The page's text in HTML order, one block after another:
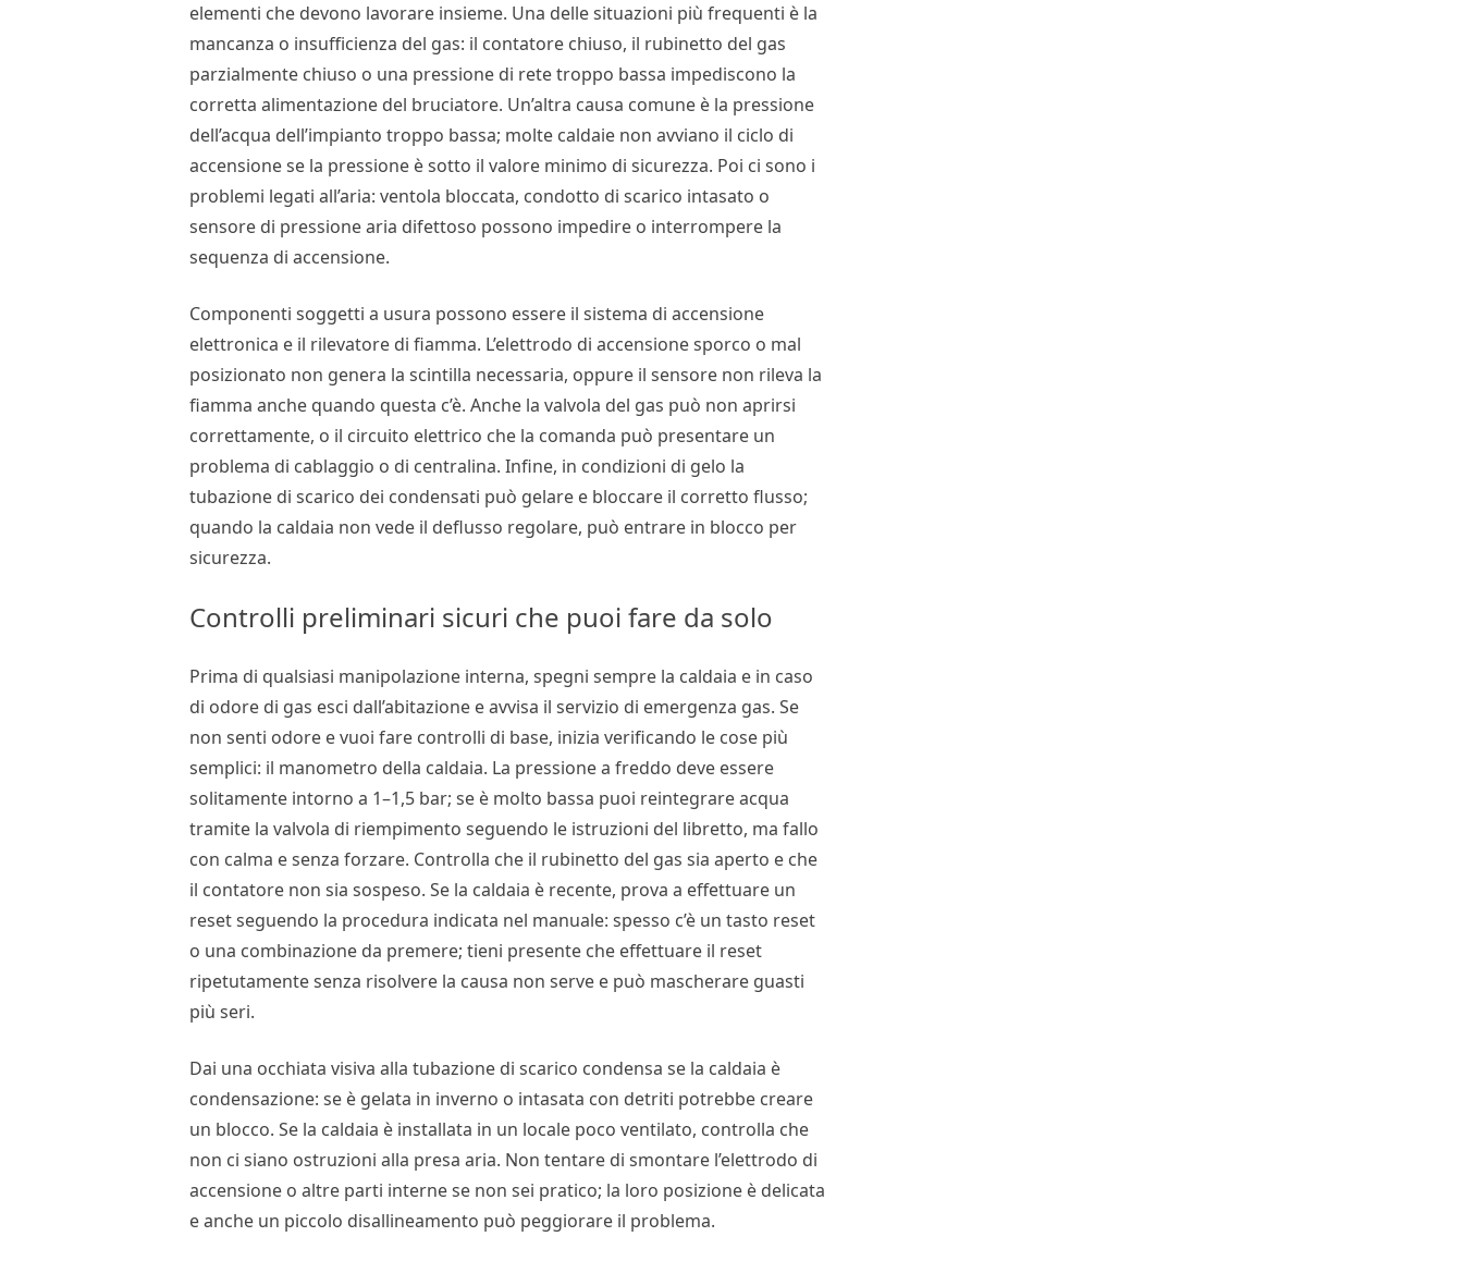
elementi che devono lavorare insieme. Una delle situazioni più frequenti è la
mancanza o insufficienza del gas: il contatore chiuso, il rubinetto del gas
parzialmente chiuso o una pressione di rete troppo bassa impediscono la
corretta alimentazione del bruciatore. Un’altra causa comune è la pressione
dell’acqua dell’impianto troppo bassa; molte caldaie non avviano il ciclo di
accensione se la pressione è sotto il valore minimo di sicurezza. Poi ci sono i
problemi legati all’aria: ventola bloccata, condotto di scarico intasato o
sensore di pressione aria difettoso possono impedire o interrompere la
sequenza di accensione.
Componenti soggetti a usura possono essere il sistema di accensione
elettronica e il rilevatore di fiamma. L’elettrodo di accensione sporco o mal
posizionato non genera la scintilla necessaria, oppure il sensore non rileva la
fiamma anche quando questa c’è. Anche la valvola del gas può non aprirsi
correttamente, o il circuito elettrico che la comanda può presentare un
problema di cablaggio o di centralina. Infine, in condizioni di gelo la
tubazione di scarico dei condensati può gelare e bloccare il corretto flusso;
quando la caldaia non vede il deflusso regolare, può entrare in blocco per
sicurezza.
Controlli preliminari sicuri che puoi fare da solo
Prima di qualsiasi manipolazione interna, spegni sempre la caldaia e in caso
di odore di gas esci dall’abitazione e avvisa il servizio di emergenza gas. Se
non senti odore e vuoi fare controlli di base, inizia verificando le cose più
semplici: il manometro della caldaia. La pressione a freddo deve essere
solitamente intorno a 1–1,5 bar; se è molto bassa puoi reintegrare acqua
tramite la valvola di riempimento seguendo le istruzioni del libretto, ma fallo
con calma e senza forzare. Controlla che il rubinetto del gas sia aperto e che
il contatore non sia sospeso. Se la caldaia è recente, prova a effettuare un
reset seguendo la procedura indicata nel manuale: spesso c’è un tasto reset
o una combinazione da premere; tieni presente che effettuare il reset
ripetutamente senza risolvere la causa non serve e può mascherare guasti
più seri.
Dai una occhiata visiva alla tubazione di scarico condensa se la caldaia è
condensazione: se è gelata in inverno o intasata con detriti potrebbe creare
un blocco. Se la caldaia è installata in un locale poco ventilato, controlla che
non ci siano ostruzioni alla presa aria. Non tentare di smontare l’elettrodo di
accensione o altre parti interne se non sei pratico; la loro posizione è delicata
e anche un piccolo disallineamento può peggiorare il problema.